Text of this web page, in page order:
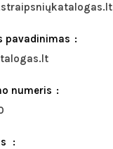
pavadinimas
numeris